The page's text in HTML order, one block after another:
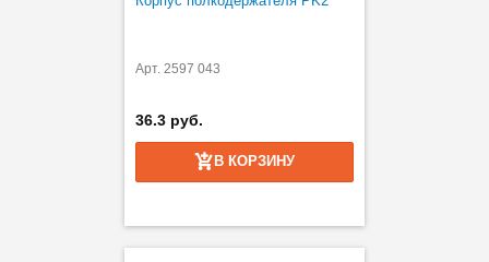
Арт. 2597 043
36.3 руб.
В КОРЗИНУ